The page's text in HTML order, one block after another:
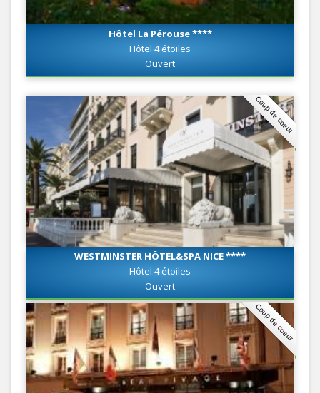
Hôtel La Pérouse ****
Hôtel 4 étoiles
Ouvert
Coup de coeur
WESTMINSTER HÔTEL&SPA NICE ****
Hôtel 4 étoiles
Ouvert
Coup de coeur